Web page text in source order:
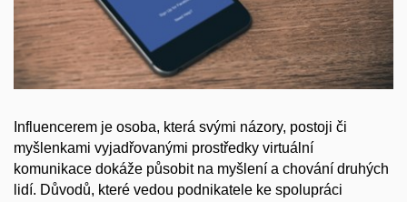
Influencerem je osoba, která svými názory, postoji či
myšlenkami vyjadřovanými prostředky virtuální
komunikace dokáže působit na myšlení a chování druhých
lidí. Důvodů, které vedou podnikatele ke spolupráci